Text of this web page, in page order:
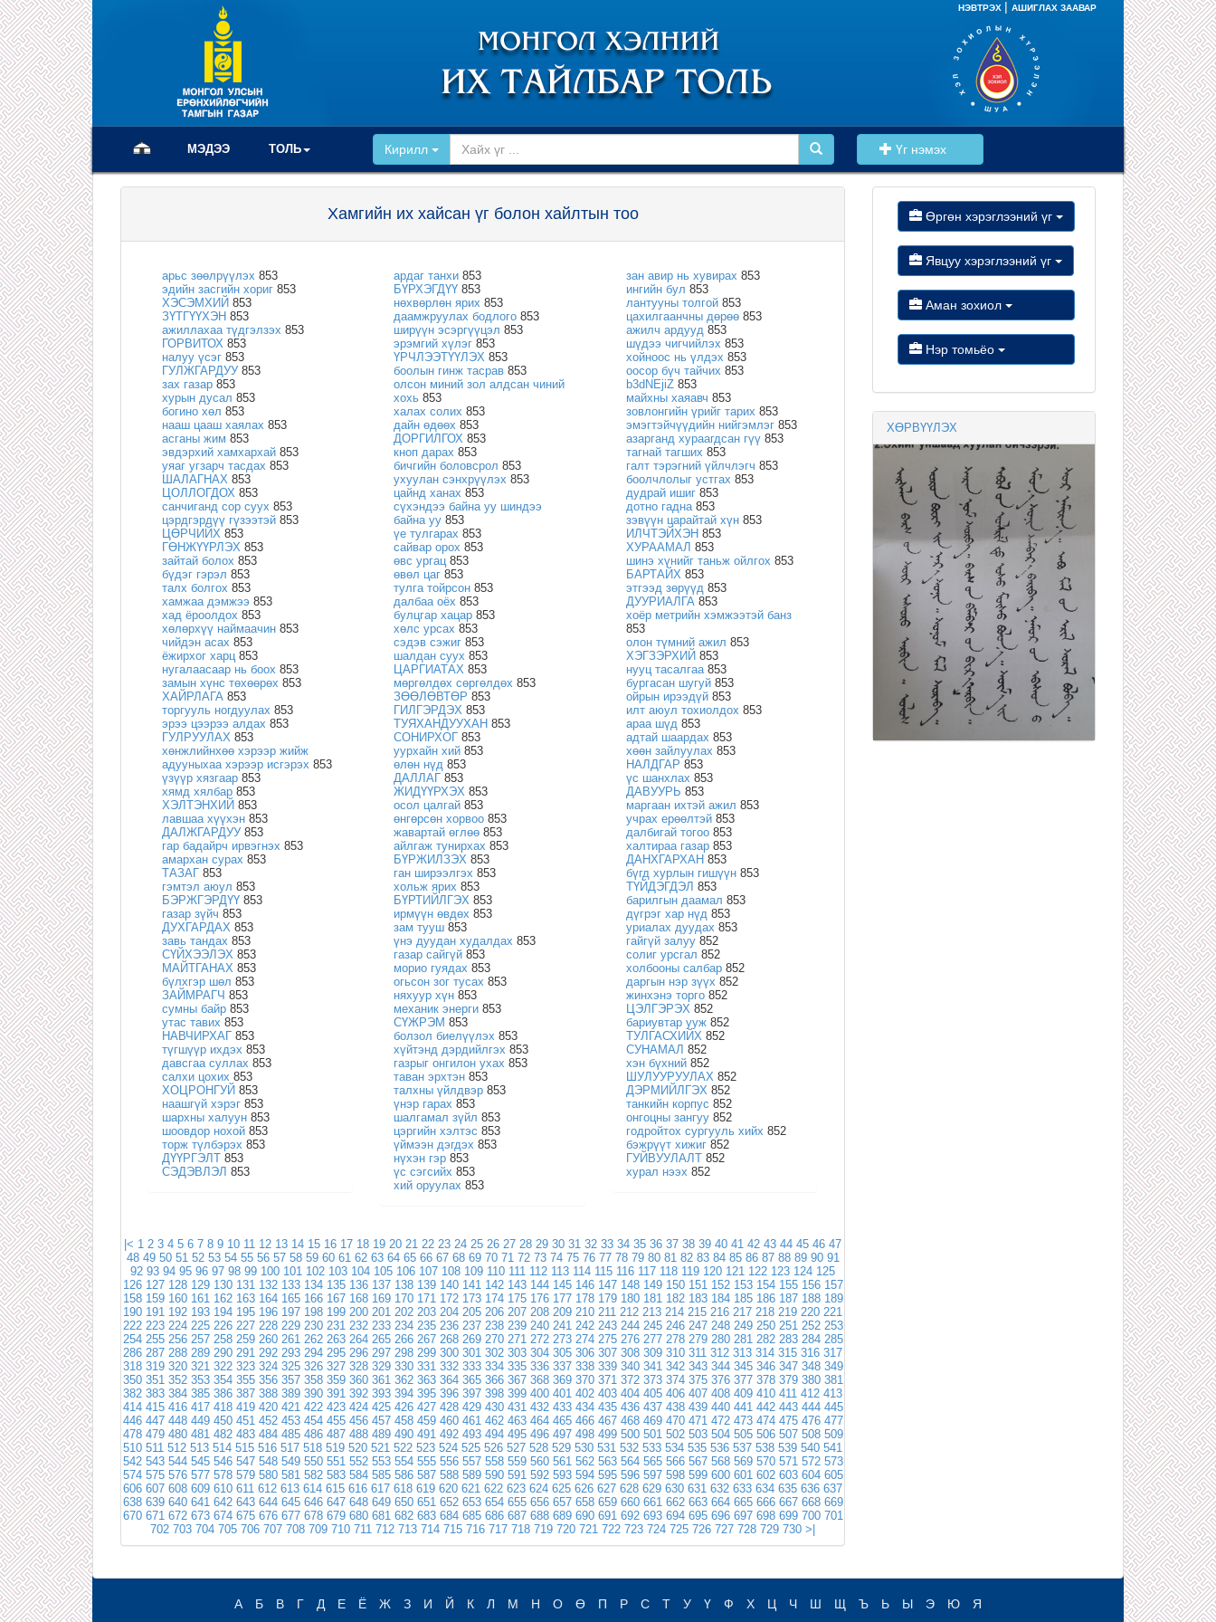
НЭВТРЭХ АШИГЛАХ ЗААВАР
(current)МЭДЭЭ ТОЛЬ Кирилл Үг нэмэх
Хамгийн их хайсан үг болон хайлтын тоо
арьс зөөлрүүлэх 853
эдийн засгийн хориг 853
ХЭСЭМХИЙ 853
ЗҮТГҮҮХЭН 853
ажиллахаа түдгэлзэх 853
ГОРВИТОХ 853
налуу үсэг 853
ГУЛЖГАРДУУ 853
зах газар 853
хурын дусал 853
богино хөл 853
нааш цааш хаялах 853
асганы жим 853
эвдэрхий хамхархай 853
уяаг угзарч тасдах 853
ШАЛАГНАХ 853
ЦОЛЛОГДОХ 853
санчиганд сор суух 853
цэрдгэрдүү гүзээтэй 853
ЦӨРЧИЙХ 853
ГӨНЖҮҮРЛЭХ 853
зайтай болох 853
бүдэг гэрэл 853
талх болгох 853
хамжаа дэмжээ 853
хад ёроолдох 853
хөлөрхүү наймаачин 853
чийдэн асах 853
ёжирхог харц 853
нугалаасаар нь боох 853
замын хүнс төхөөрөх 853
ХАЙРЛАГА 853
торгууль ногдуулах 853
эрээ цээрээ алдах 853
ГУЛРУУЛАХ 853
хөнжлийнхөө хэрээр жийж
адууныхаа хэрээр исгэрэх 853
үзүүр хязгаар 853
хямд хялбар 853
ХЭЛТЭНХИЙ 853
лавшаа хүүхэн 853
ДАЛЖГАРДУУ 853
гар бадайрч ирвэгнэх 853
амархан сурах 853
ТАЗАГ 853
гэмтэл аюул 853
БЭРЖГЭРДҮҮ 853
газар зүйч 853
ДУХГАРДАХ 853
завь тандах 853
СҮЙХЭЭЛЭХ 853
МАЙТГАНАХ 853
бүлхгэр шөл 853
ЗАЙМРАГЧ 853
сумны байр 853
утас тавих 853
НАВЧИРХАГ 853
түгшүүр ихдэх 853
давсгаа суллах 853
салхи цохих 853
ХОЦРОНГУЙ 853
наашгүй хэрэг 853
шархны халуун 853
шоовдор нохой 853
торж түлбэрэх 853
ДҮҮРГЭЛТ 853
СЭДЭВЛЭЛ 853
ардаг танхи 853
БҮРХЭГДҮҮ 853
нөхвөрлөн ярих 853
даамжруулах бодлого 853
ширүүн эсэргүүцэл 853
эрэмгий хүлэг 853
ҮРЧЛЭЭТҮҮЛЭХ 853
боолын гинж тасрав 853
олсон миний зол алдсан чиний
хохь 853
халах солих 853
дайн өдөөх 853
ДОРГИЛГОХ 853
кноп дарах 853
бичгийн боловсрол 853
ухуулан сэнхрүүлэх 853
цайнд ханах 853
сүхэндээ байна уу шиндээ
байна уу 853
үе тулгарах 853
сайвар орох 853
өвс ургац 853
өвөл цаг 853
тулга тойрсон 853
далбаа оёх 853
булцгар хацар 853
хөлс урсах 853
сэдэв сэжиг 853
шалдан суух 853
ЦАРГИАТАХ 853
мөргөлдөх сөргөлдөх 853
ЗӨӨЛӨВТӨР 853
ГИЛГЭРДЭХ 853
ТУЯХАНДУУХАН 853
СОНИРХОГ 853
уурхайн хий 853
өлөн нүд 853
ДАЛЛАГ 853
ЖИДҮҮРХЭХ 853
осол цалгай 853
өнгөрсөн хорвоо 853
жавартай өглөө 853
айлгаж тунирхах 853
БҮРЖИЛЗЭХ 853
ган ширээлгэх 853
хольж ярих 853
БҮРТИЙЛГЭХ 853
ирмүүн өвдөх 853
зам тууш 853
үнэ дуудан худалдах 853
газар сайгүй 853
морио гуядах 853
огьсон зог тусах 853
няхуур хүн 853
механик энерги 853
СҮЖРЭМ 853
болзол биелүүлэх 853
хүйтэнд дэрдийлгэх 853
газрыг онгилон ухах 853
таван эрхтэн 853
талхны үйлдвэр 853
үнэр гарах 853
шалгамал зүйл 853
цэргийн хэлтэс 853
үймээн дэгдэх 853
нүхэн гэр 853
үс сэгсийх 853
хий оруулах 853
зан авир нь хувирах 853
ингийн бул 853
лантууны толгой853
цахилгаанчны дөрөө853
ажилч ардууд853
шүдээ чигчийлэх 853
хойноос нь үлдэх 853
оосор бүч тайчих 853
b3dNEjiZ853
майхны хаяавч 853
зовлонгийн үрийг тарих 853
эмэгтэйчүүдийн нийгэмлэг853
азарганд хураагдсан гүү853
тагнай тагших 853
галт тэрэгний үйлчлэгч 853
боолчлолыг устгах 853
дудрай ишиг853
дотно гадна853
зэвүүн царайтай хүн853
ИЛЧТЭЙХЭН 853
ХУРААМАЛ 853
шинэ хүнийг таньж ойлгох 853
БАРТАЙХ 853
этгээд зөрүүд853
ДУУРИАЛГА853
хоёр метрийн хэмжээтэй банз
853
олон түмний ажил 853
ХЭГЗЭРХИЙ 853
нууц тасалгаа853
бургасан шугуй853
ойрын ирээдүй853
илт аюул тохиолдох 853
араа шүд853
адтай шаардах 853
хөөн зайлуулах 853
НАЛДГАР 853
үс шанхлах 853
ДАВУУРЬ 853
маргаан ихтэй ажил 853
учрах ерөөлтэй853
далбигай тогоо853
халтираа газар853
ДАНХГАРХАН 853
бүгд хурлын гишүүн853
ТҮЙДЭГДЭЛ 853
барилгын даамал 853
дүгрэг хар нүд853
уриалах дуудах 853
гайгүй залуу852
солиг урсгал 852
холбооны салбар852
даргын нэр зүүх 852
жинхэнэ торго852
ЦЭЛГЭРЭХ 852
бариувтар ууж852
ТУЛГАСХИЙХ 852
СУНАМАЛ 852
хэн бүхний852
ШУЛУУРУУЛАХ 852
ДЭРМИЙЛГЭХ 852
танкийн корпус 852
онгоцны зангуу852
годройтох сургууль хийх 852
бэжрүүт хижиг852
ГУЙВУУЛАЛТ852
хурал нээх 852
|< 1 2 3 4 5 6 7 8 9 10 11 12 13 14 15 16 17 18 19 20 21 22 23 24 25 26 27 28 29 30 31 32 33 34 35 36 37 38 39 40 41 42 43 44 45 46 47
48 49 50 51 52 53 54 55 56 57 58 59 60 61 62 63 64 65 66 67 68 69 70 71 72 73 74 75 76 77 78 79 80 81 82 83 84 85 86 87 88 89 90 91
92 93 94 95 96 97 98 99 100 101 102 103 104 105 106 107 108 109 110 111 112 113 114 115 116 117 118 119 120 121 122 123 124 125
126 127 128 129 130 131 132 133 134 135 136 137 138 139 140 141 142 143 144 145 146 147 148 149 150 151 152 153 154 155 156 157
158 159 160 161 162 163 164 165 166 167 168 169 170 171 172 173 174 175 176 177 178 179 180 181 182 183 184 185 186 187 188 189
190 191 192 193 194 195 196 197 198 199 200 201 202 203 204 205 206 207 208 209 210 211 212 213 214 215 216 217 218 219 220 221
222 223 224 225 226 227 228 229 230 231 232 233 234 235 236 237 238 239 240 241 242 243 244 245 246 247 248 249 250 251 252 253
254 255 256 257 258 259 260 261 262 263 264 265 266 267 268 269 270 271 272 273 274 275 276 277 278 279 280 281 282 283 284 285
286 287 288 289 290 291 292 293 294 295 296 297 298 299 300 301 302 303 304 305 306 307 308 309 310 311 312 313 314 315 316 317
318 319 320 321 322 323 324 325 326 327 328 329 330 331 332 333 334 335 336 337 338 339 340 341 342 343 344 345 346 347 348 349
350 351 352 353 354 355 356 357 358 359 360 361 362 363 364 365 366 367 368 369 370 371 372 373 374 375 376 377 378 379 380 381
382 383 384 385 386 387 388 389 390 391 392 393 394 395 396 397 398 399 400 401 402 403 404 405 406 407 408 409 410 411 412 413
414 415 416 417 418 419 420 421 422 423 424 425 426 427 428 429 430 431 432 433 434 435 436 437 438 439 440 441 442 443 444 445
446 447 448 449 450 451 452 453 454 455 456 457 458 459 460 461 462 463 464 465 466 467 468 469 470 471 472 473 474 475 476 477
478 479 480 481 482 483 484 485 486 487 488 489 490 491 492 493 494 495 496 497 498 499 500 501 502 503 504 505 506 507 508 509
510 511 512 513 514 515 516 517 518 519 520 521 522 523 524 525 526 527 528 529 530 531 532 533 534 535 536 537 538 539 540 541
542 543 544 545 546 547 548 549 550 551 552 553 554 555 556 557 558 559 560 561 562 563 564 565 566 567 568 569 570 571 572 573
574 575 576 577 578 579 580 581 582 583 584 585 586 587 588 589 590 591 592 593 594 595 596 597 598 599 600 601 602 603 604 605
606 607 608 609 610 611 612 613 614 615 616 617 618 619 620 621 622 623 624 625 626 627 628 629 630 631 632 633 634 635 636 637
638 639 640 641 642 643 644 645 646 647 648 649 650 651 652 653 654 655 656 657 658 659 660 661 662 663 664 665 666 667 668 669
670 671 672 673 674 675 676 677 678 679 680 681 682 683 684 685 686 687 688 689 690 691 692 693 694 695 696 697 698 699 700 701
702 703 704 705 706 707 708 709 710 711 712 713 714 715 716 717 718 719 720 721 722 723 724 725 726 727 728 729 730 >|
Өргөн хэрэглээний үг
Явцуу хэрэглээний үг
Аман зохиол
Нэр томьёо
ХӨРВҮҮЛЭХ
А Б В Г Д Е Ё Ж З И Й К Л М Н О Ө П Р С Т У Ү Ф Х Ц Ч Ш Щ Ъ Ь Ы Э Ю Я